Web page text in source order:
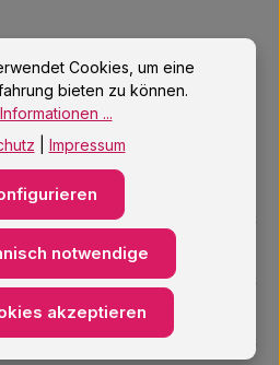
Cookies, um eine
bieten zu können.
...
Impressum
notwendige
akzeptieren